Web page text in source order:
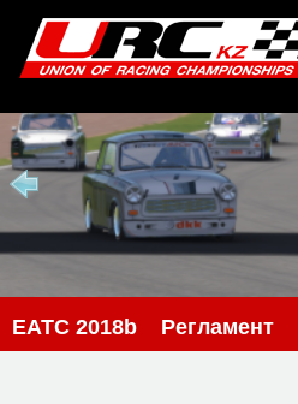
EATC 2018b Регламент